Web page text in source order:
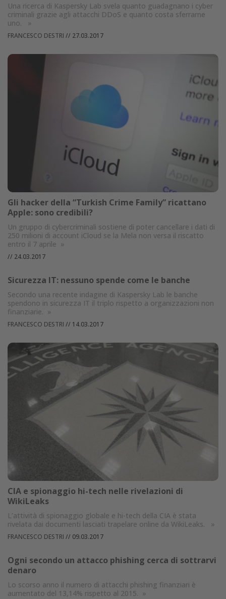
Una ricerca di Kaspersky Lab svela quanto guadagnano i cyber
criminali grazie agli attacchi DDoS e quanto costa sferrarne
uno.
»
FRANCESCO DESTRI // 27.03.2017
Gli hacker della “Turkish Crime Family” ricattano
Apple: sono credibili?
Un gruppo di cybercriminali sostiene di poter cancellare i dati di
250 milioni di account iCloud se la Mela non versa il riscatto
entro il 7 aprile »
// 24.03.2017
Sicurezza IT: nessuno spende come le banche
Secondo una recente indagine di Kaspersky Lab le banche
spendono in sicurezza IT il triplo rispetto a organizzazioni non
finanziarie. »
FRANCESCO DESTRI // 14.03.2017
CIA e spionaggio hi-tech nelle rivelazioni di
WikiLeaks
L’attività di spionaggio globale e hi-tech della CIA è stata
rivelata dai documenti lasciati trapelare online da WikiLeaks.
»
FRANCESCO DESTRI // 09.03.2017
Ogni secondo un attacco phishing cerca di sottrarvi
denaro
Lo scorso anno il numero di attacchi phishing finanziari è
aumentato del 13,14% rispetto al 2015. »